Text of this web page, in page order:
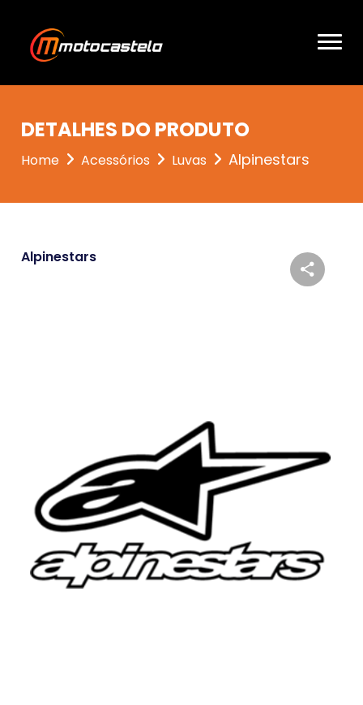
DETALHES DO PRODUTO
Home Acessórios Luvas Alpinestars
Alpinestars